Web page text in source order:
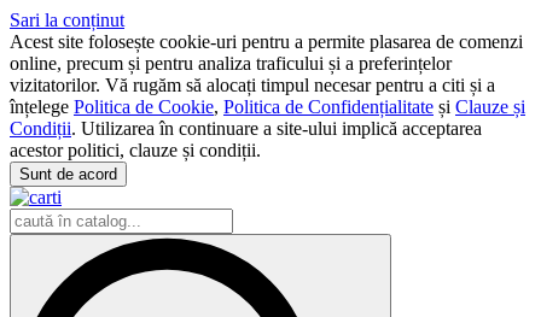
Sari la conținut
Acest site folosește cookie-uri pentru a permite plasarea de comenzi
online, precum și pentru analiza traficului și a preferințelor
vizitatorilor. Vă rugăm să alocați timpul necesar pentru a citi și a
înțelege Politica de Cookie, Politica de Confidențialitate și Clauze și
Condiții. Utilizarea în continuare a site-ului implică acceptarea
acestor politici, clauze și condiții.
Sunt de acord